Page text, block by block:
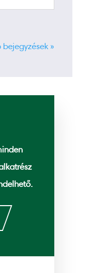
bejegyzések »